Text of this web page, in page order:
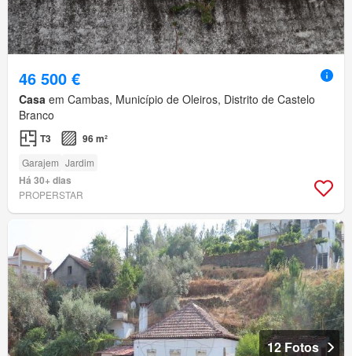
46 500 €
Casa em Cambas, Município de Oleiros, Distrito de Castelo
Branco
T3 96 m²
Garajem Jardim
Há 30+ dias
PROPERSTAR
12 Fotos